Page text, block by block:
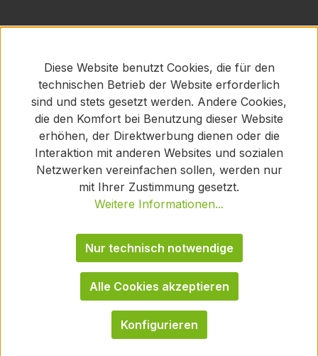
Diese Website benutzt Cookies, die für den
technischen Betrieb der Website erforderlich
sind und stets gesetzt werden. Andere Cookies,
die den Komfort bei Benutzung dieser Website
erhöhen, der Direktwerbung dienen oder die
Interaktion mit anderen Websites und sozialen
Netzwerken vereinfachen sollen, werden nur
mit Ihrer Zustimmung gesetzt.
Weitere Informationen...
Nur technisch notwendige
Alle Cookies akzeptieren
Konfigurieren